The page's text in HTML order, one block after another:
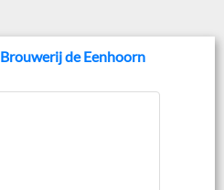
Brouwerij de Eenhoorn